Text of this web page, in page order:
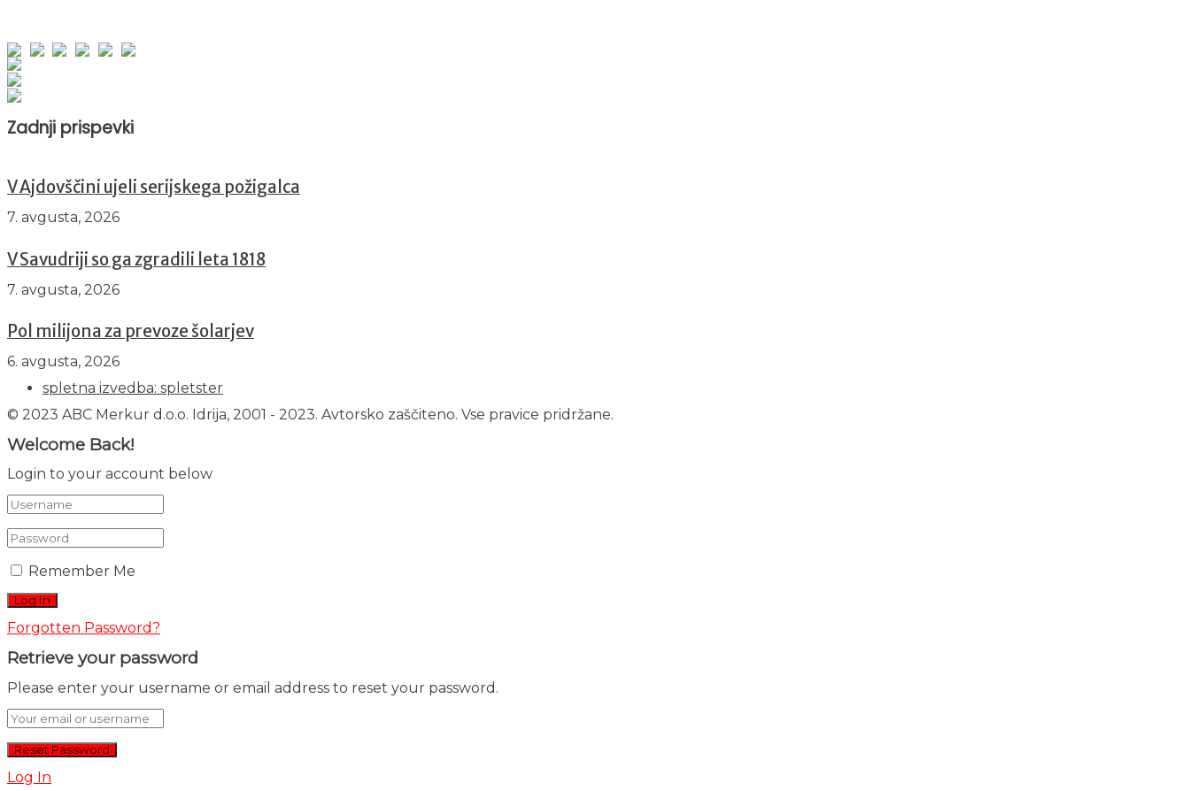
Zadnji prispevki
V Ajdovščini ujeli serijskega požigalca
7. avgusta, 2026
V Savudriji so ga zgradili leta 1818
7. avgusta, 2026
Pol milijona za prevoze šolarjev
6. avgusta, 2026
spletna izvedba: spletster
© 2023 ABC Merkur d.o.o. Idrija, 2001 - 2023. Avtorsko zaščiteno. Vse pravice pridržane.
Welcome Back!
Login to your account below
Remember Me
Forgotten Password?
Retrieve your password
Please enter your username or email address to reset your password.
Log In